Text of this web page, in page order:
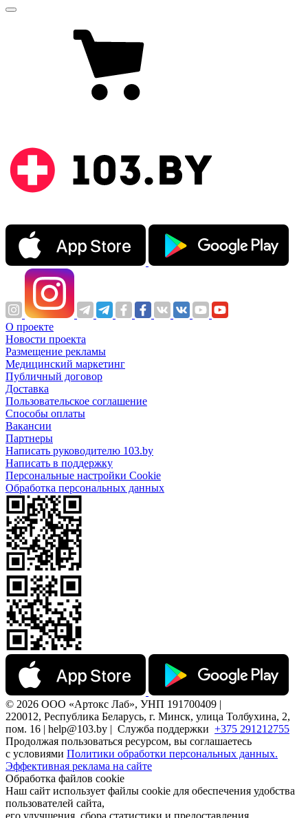
О проекте
Новости проекта
Размещение рекламы
Медицинский маркетинг
Публичный договор
Доставка
Пользовательское соглашение
Способы оплаты
Вакансии
Партнеры
Написать руководителю 103.by
Написать в поддержку
Персональные настройки Cookie
Обработка персональных данных
© 2026 ООО «Артокс Лаб», УНП 191700409 |
220012, Республика Беларусь, г. Минск, улица Толбухина, 2,
пом. 16 | help@103.by | Служба поддержки +375 291212755
Продолжая пользоваться ресурсом, вы соглашаетесь
с условиями Политики обработки персональных данных.
Эффективная реклама на сайте
Обработка файлов cookie
Наш сайт использует файлы cookie для обеспечения удобства
пользователей сайта,
его улучшения, сбора статистики и предоставления